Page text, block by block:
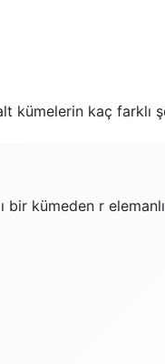
kümelerin kaç
bir kümeden r